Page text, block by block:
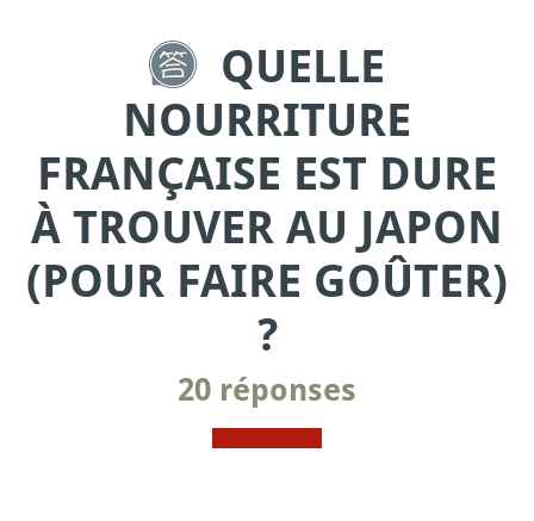
QUELLE
NOURRITURE
FRANÇAISE EST DURE
À TROUVER AU JAPON
(POUR FAIRE GOÛTER)
?
20 réponses